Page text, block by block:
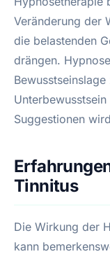
Veränderung der
die belastenden
drängen.
Suggestionen
Tinnitus
Die Wirkung der
kann